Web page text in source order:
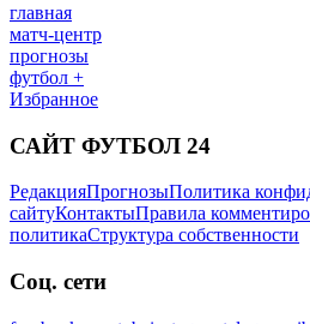
главная
матч-центр
прогнозы
футбол +
Избранное
САЙТ ФУТБОЛ 24
РедакцияПрогнозыПолитика
сайтуКонтактыПравила
политикаСтруктура собственности
Соц. сети